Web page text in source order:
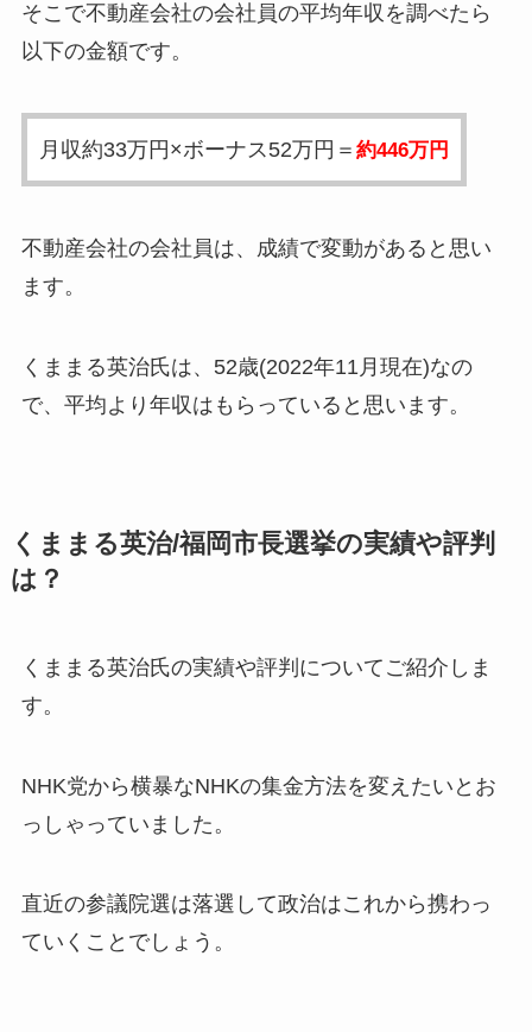
そこで不動産会社の会社員の平均年収を調べたら
以下の金額です。
月収約33万円×ボーナス52万円＝ 約446万円
不動産会社の会社員は、成績で変動があると思い
ます。
くままる英治氏は、52歳(2022年11月現在)なの
で、平均より年収はもらっていると思います。
くままる英治/福岡市長選挙の実績や評判
は？
くままる英治氏の実績や評判についてご紹介しま
す。
NHK党から横暴なNHKの集金方法を変えたいとお
っしゃっていました。
直近の参議院選は落選 して政治はこれから携わっ
ていくことでしょう。